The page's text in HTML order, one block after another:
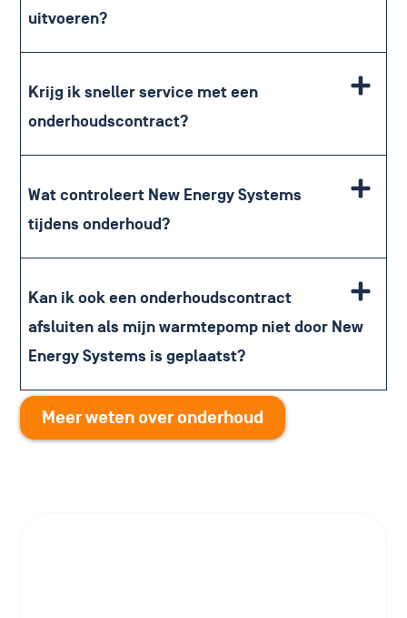
uitvoeren?
Krijg ik sneller service met een
onderhoudscontract?
Wat controleert New Energy Systems
tijdens onderhoud?
Kan ik ook een onderhoudscontract
afsluiten als mijn warmtepomp niet door New
Energy Systems is geplaatst?
Meer weten over onderhoud